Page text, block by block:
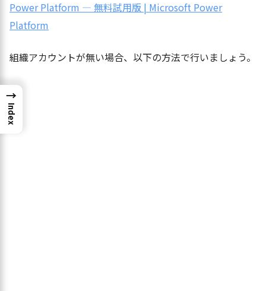
Power Platform — 無料試用版 | Microsoft Power
Platform
組織アカウントが無い場合、以下の方法で行いましょう。
→
Index